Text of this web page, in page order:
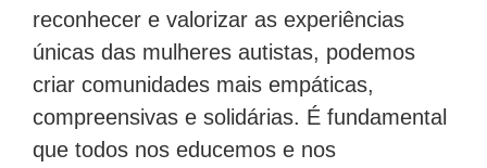
reconhecer e valorizar as experiências
únicas das mulheres autistas, podemos
criar comunidades mais empáticas,
compreensivas e solidárias. É fundamental
que todos nos educemos e nos